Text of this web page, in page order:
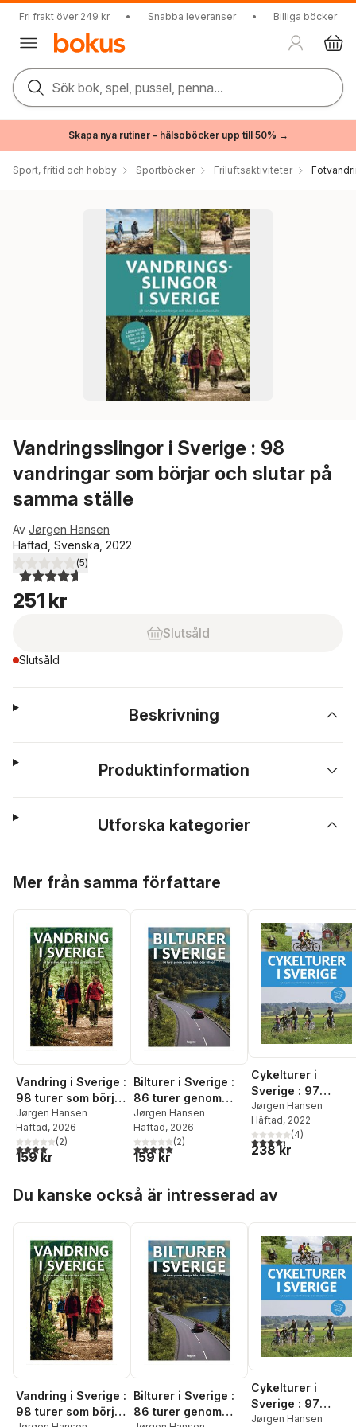
Fri frakt över 249 kr • Snabba leveranser • Billiga böcker
Sök bok, spel, pussel, penna...
Skapa nya rutiner – hälsoböcker upp till 50% →
Sport, fritid och hobby Sportböcker Friluftsaktiviteter
Vandringsslingor i Sverige : 98
vandringar som börjar och slutar på
samma ställe
Av Jørgen Hansen
Häftad, Svenska, 2022
4,6utav 5 stjärnor. Totalt antal röster:
(5)
251 kr
Slutsåld
Slutsåld
Beskrivning
Produktinformation
Utforska kategorier
Mer från samma författare
Vandring i Sverige :
98 turer som börjar
och slutar på
samma ställe
Jørgen Hansen
Häftad, 2026
4,0utav 5 stjärnor. Totalt antal röster:
(2)
159 kr
Bilturer i Sverige :
86 turer genom
Sverige, från söder
till norr.
Jørgen Hansen
Häftad, 2026
5,0utav 5 stjärnor. Totalt antal röster:
(2)
159 kr
Cykelturer i
Sverige : 97
cykelupplevelser
från Trelleborg i
söder till
i norr
Jørgen Hansen
Häftad, 2022
4,3utav 5 stjärnor.
(4)
238 kr
Du kanske också är intresserad av
Vandring i Sverige :
98 turer som börjar
Bilturer i Sverige :
86 turer genom
Cykelturer i
Sverige : 97
cykelupplevelser
Jørgen Hansen